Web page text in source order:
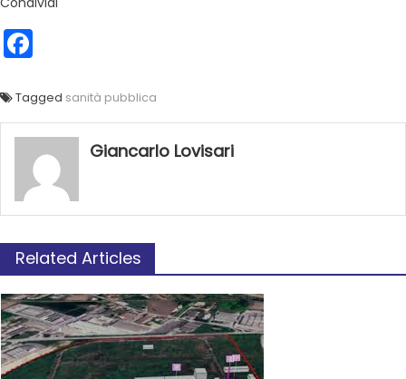
Tagged sanità pubblica
Giancarlo Lovisari
Related Articles